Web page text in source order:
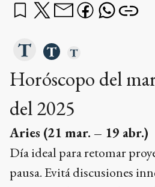
Horóscopo del
del 2025
Aries (21 mar. – 19 abr.)
Día ideal para retomar
pausa. Evitá discusiones